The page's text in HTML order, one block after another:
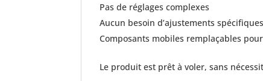
Pas de réglages complexes
Aucun besoin d’ajustements spécifiques
Composants mobiles remplaçables
Le produit est prêt à voler, sans